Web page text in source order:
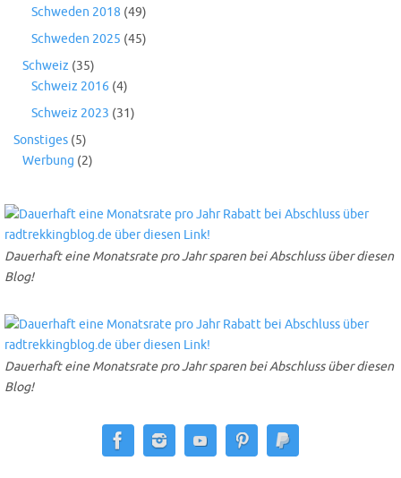
Schweden 2018 (49)
Schweden 2025 (45)
Schweiz (35)
Schweiz 2016 (4)
Schweiz 2023 (31)
Sonstiges (5)
Werbung (2)
Dauerhaft eine Monatsrate pro Jahr sparen bei Abschluss über diesen
Blog!
Dauerhaft eine Monatsrate pro Jahr sparen bei Abschluss über diesen
Blog!